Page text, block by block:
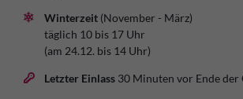
Winterzeit (November - März)
täglich 10 bis 17 Uhr
(am 24.12. bis 14 Uhr)
Letzter Einlass 30 Minuten vor Ende der